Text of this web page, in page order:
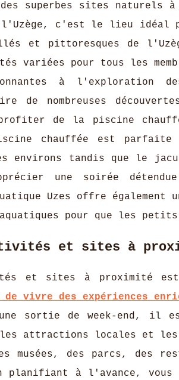
superbes sites naturels à
c'est le lieu idéal
et pittoresques de
variées pour tous les
à l'exploration
de nombreuses
profiter de la piscine
chauffée est
environs tandis que le
une soirée
Uzes offre également
pour que les petits
et sites à
et sites à proximité
de vivre des expériences
une sortie de week-end, il
les attractions locales et
musées, des parcs, des
planifiant à l'avance, vous